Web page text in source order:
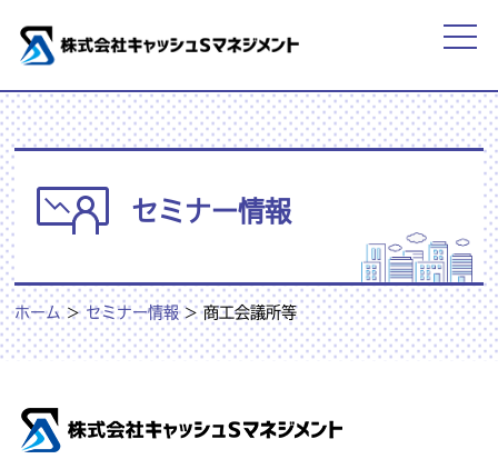
セミナー情報
ホーム>セミナー情報>商工会議所等